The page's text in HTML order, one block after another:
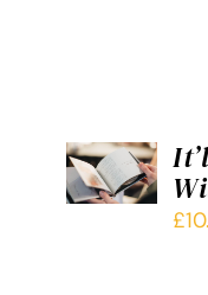
DES
OPTIONS
CE
PRODUIT
£